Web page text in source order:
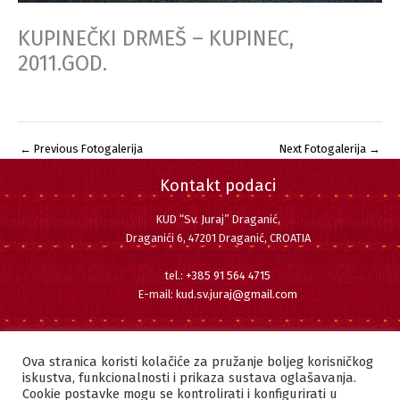
KUPINEČKI DRMEŠ – KUPINEC,
2011.GOD.
← Previous Fotogalerija Next Fotogalerija →
Kontakt podaci
KUD “Sv. Juraj” Draganić,
Draganići 6, 47201 Draganić, CROATIA
tel.: +385 91 564 4715
E-mail: kud.sv.juraj@gmail.com
Facebook
Instagram
YouTube
Ova stranica koristi kolačiće za pružanje boljeg korisničkog
iskustva, funkcionalnosti i prikaza sustava oglašavanja.
Cookie postavke mogu se kontrolirati i konfigurirati u